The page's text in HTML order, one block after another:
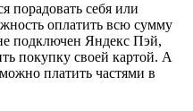
порадовать себя или
оплатить всю сумму
подключен Яндекс Пэй,
покупку своей картой. А
платить частями в